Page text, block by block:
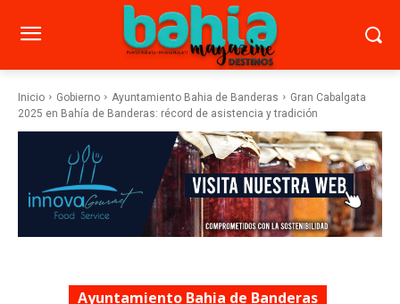
Inicio Gobierno Ayuntamiento Bahia de Banderas
Gran Cabalgata
2025 en Bahía de Banderas: récord de asistencia y tradición
Ayuntamiento Bahia de Banderas